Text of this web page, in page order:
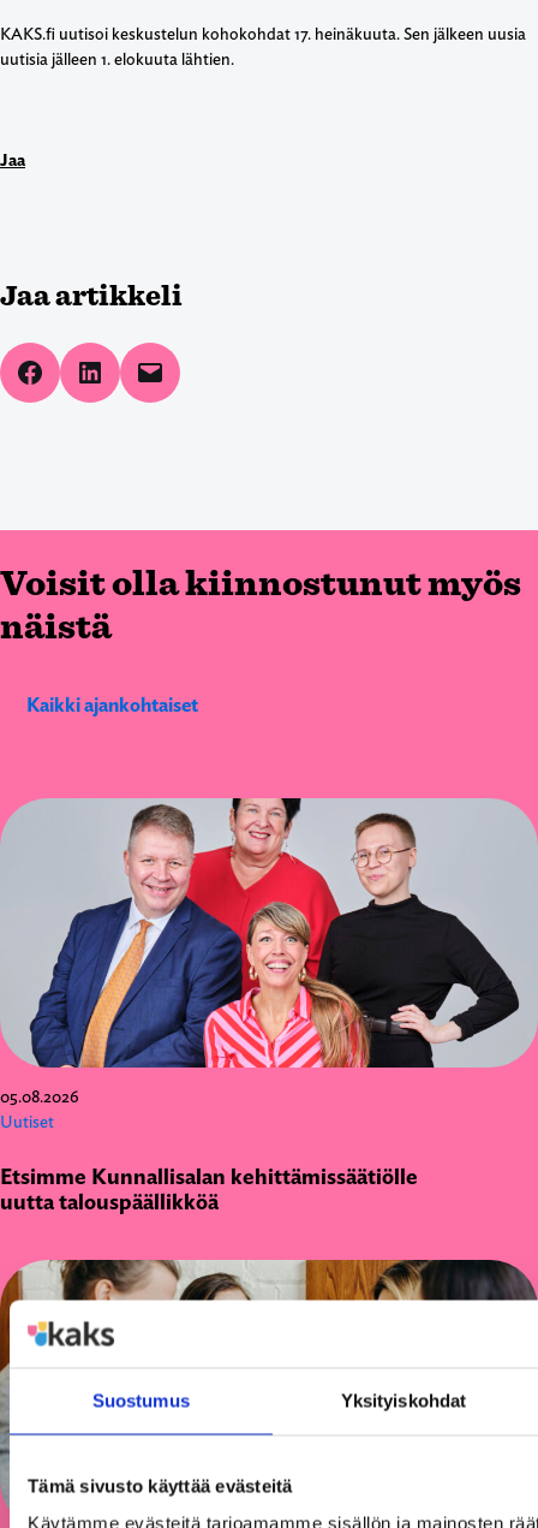
Suostumus Yksityiskohdat
Tämä sivusto käyttää evästeitä
Käytämme evästeitä tarjoamamme sisällön ja mainosten
KAKS.fi uutisoi keskustelun kohokohdat 17. heinäkuuta. Sen jälkeen uusia
uutisia jälleen 1. elokuuta lähtien.
Jaa
Jaa artikkeli
Share on Facebook
Share on LinkedIn
Email this Page
Voisit olla kiinnostunut myös
näistä
Kaikki ajankohtaiset
05.08.2026
Uutiset
Etsimme Kunnallisalan kehittämissäätiölle
uutta talouspäällikköä